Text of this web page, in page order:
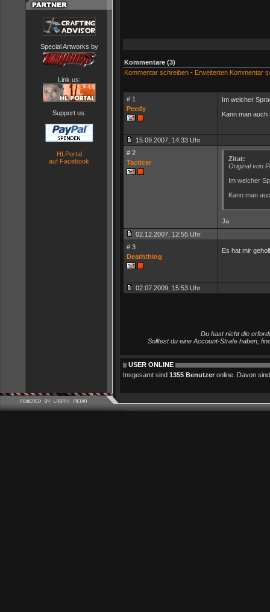
Special Artworks by
Link us:
Support us:
HLPortal
auf Facebook
Kommentare (3)
Kommentar schreiben - Erweiterten Kommentar
# 1
Peedy
Im welcher
Kann man
15.09.2007, 14:33 Uhr
# 2
Tacticer
Zitat:
Original von
Im welcher
Kann man
Ja.
02.12.2007, 12:55 Uhr
# 3
Deaththing
Es hat mir
02.07.2009, 15:53 Uhr
Du hast nicht die
Solltest du eine Account-Strafe haben,
USER ONLINE
Insgesamt sind 1355 Benutzer online. Davon